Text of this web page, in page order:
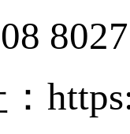
8027